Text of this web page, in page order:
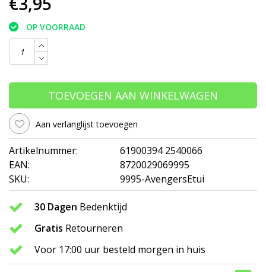
OP VOORRAAD
TOEVOEGEN AAN WINKELWAGEN
Aan verlanglijst toevoegen
Artikelnummer:
61900394 2540066
EAN:
8720029069995
SKU:
9995-AvengersEtui
30 Dagen Bedenktijd
Gratis Retourneren
Voor 17:00 uur besteld morgen in huis